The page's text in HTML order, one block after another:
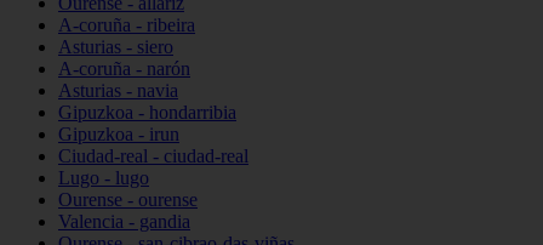
A-coruña - ribeira
Asturias - siero
A-coruña - narón
Asturias - navia
Gipuzkoa - hondarribia
Gipuzkoa - irun
Ciudad-real - ciudad-real
Lugo - lugo
Ourense - ourense
Valencia - gandia